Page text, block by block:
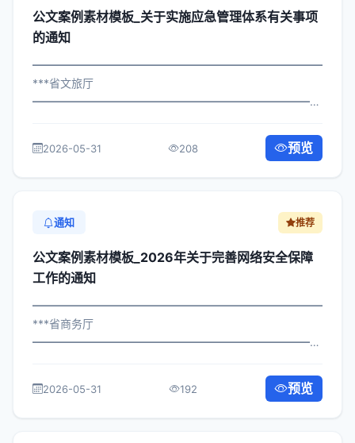
公文案例素材模板_关于实施应急管理体系有关事项
的通知
***省文旅厅
门、各直属机构： 为深入贯彻落实习近平...
2026-05-31 208 预览
通知 推荐
公文案例素材模板_2026年关于完善网络安全保障
工作的通知
***省商务厅
属机构： 为深入贯彻落实习近平总书记...
2026-05-31 192 预览